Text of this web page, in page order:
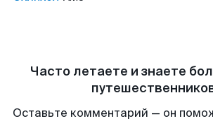
Часто летаете и знаете
Оставьте комментарий — он